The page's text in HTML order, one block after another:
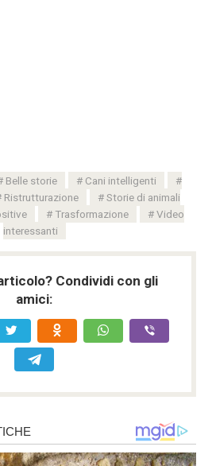
Belle storie
Cani intelligenti
Ristrutturazione
Storie di animali
Trasformazione
Video
interessanti
Condividi con gli
amici: